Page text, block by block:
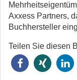
Axxess Partners,
Buchhersteller
Teilen Sie diesen